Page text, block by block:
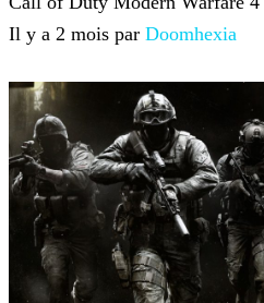
Il y a 2 mois par Doomhexia